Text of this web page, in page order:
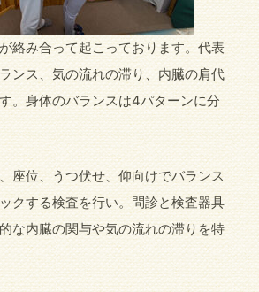
絡み合って起こっております。代表
ンス、気の流れの滞り、内臓の肩代
。身体のバランスは4パターンに分
座位、うつ伏せ、仰向けでバランス
クする検査を行い。問診と検査器具
な内臓の関与や気の流れの滞りを特